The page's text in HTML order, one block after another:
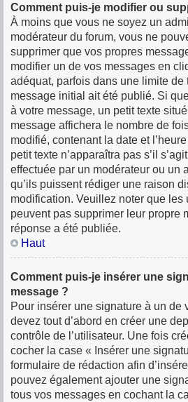
Comment puis-je modifier ou
À moins que vous ne soyez un
modérateur du forum, vous ne
supprimer que vos propres
modifier un de vos messages en
adéquat, parfois dans une limite de
message initial ait été publié. Si
à votre message, un petit texte
message affichera le nombre de
modifié, contenant la date et
petit texte n’apparaîtra pas s’il
effectuée par un modérateur ou un
qu’ils puissent rédiger une raison
modification. Veuillez noter que les
peuvent pas supprimer leur propre
réponse a été publiée.
Haut
Comment puis-je insérer une
message ?
Pour insérer une signature à un de
devez tout d’abord en créer une
contrôle de l’utilisateur. Une fois
cocher la case « Insérer une
formulaire de rédaction afin
pouvez également ajouter une
tous vos messages en cochant la